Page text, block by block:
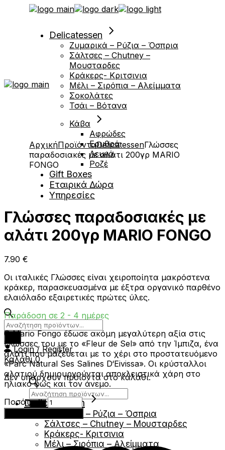
Μετάβαση
Delicatessen
Ζυμαρικά – Ρύζια – Όσπρια
Σάλτσες – Chutney –
Μουσταρδες
Κράκερς- Κριτσινια
Μέλι – Σιρόπια – Αλείμματα
Σοκολάτες
Τσάι – Βότανα
Κάβα
Αφρώδες
Ερυθρά
Λευκά
Ροζέ
Gift Boxes
Εταιρικά Δώρα
Υπηρεσίες
Products
search
Products
search
Login / Register
Καλάθι 0
Δεν υπάρχουν προϊόντα στο καλάθι.
Delicatessen
Ζυμαρικά – Ρύζια – Όσπρια
Σάλτσες – Chutney – Μουσταρδες
Κράκερς- Κριτσινια
Μέλι – Σιρόπια – Αλείμματα
ΑρχικήΠροϊόνταDelicatessenΓλώσσες
παραδοσιακές με αλάτι 200γρ MARIO
FONGO
Γλώσσες παραδοσιακές με
αλάτι 200γρ MARIO FONGO
7.90 €
Οι ιταλικές Γλώσσες είναι χειροποίητα μακρόστενα
κράκερ, παρασκευασμένα με έξτρα οργανικό παρθένο
ελαιόλαδο εξαιρετικές πρώτες ύλες.
Παράδοση σε 2 - 4 ημέρες
Ο Mario Fongo έδωσε ακόμη μεγαλύτερη αξία στις
Γλώσσες του με το «Fleur de Sel» από την Ίμπιζα, ένα
αλάτι που μαζεύεται με το χέρι στο προστατευόμενο
«Parc Natural Ses Salines D‘Eivissa». Οι κρύσταλλοι
αλατιού δημιουργούνται αποκλειστικά χάρη στο
ηλιακό φως και τον άνεμο.
Ποσότητα Γλώσσες
παραδοσιακές
με
αλάτι
200γρ